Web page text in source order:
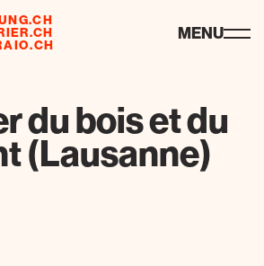
MENU
du bois et du
(Lausanne)